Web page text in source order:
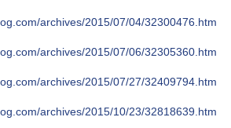
archives/2015/07/04/32300476.htm
archives/2015/07/06/32305360.htm
archives/2015/07/27/32409794.htm
archives/2015/10/23/32818639.htm